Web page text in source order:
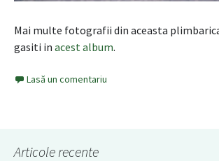
Mai multe fotografii din aceasta
gasiti in acest album.
Lasă un comentariu
Articole recente